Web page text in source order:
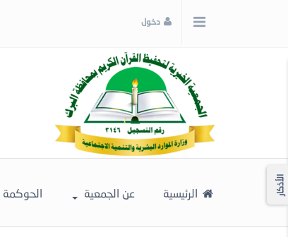
دخول
الرئيسية عن الجمعية الحوكمة الأذكار